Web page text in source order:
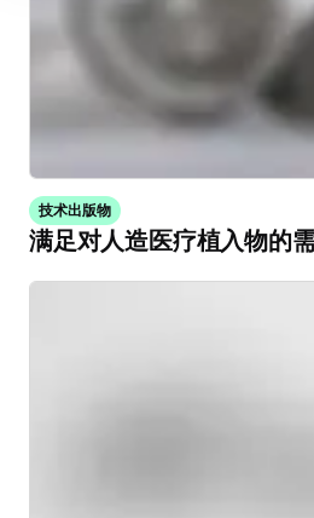
技术出版物
满足对人造医疗植入物的